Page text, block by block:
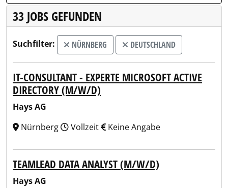
33 JOBS GEFUNDEN
Suchfilter: NÜRNBERG DEUTSCHLAND
IT-CONSULTANT - EXPERTE MICROSOFT ACTIVE
DIRECTORY (M/W/D)
Hays AG
Nürnberg
Vollzeit Keine Angabe
TEAMLEAD DATA ANALYST (M/W/D)
Hays AG